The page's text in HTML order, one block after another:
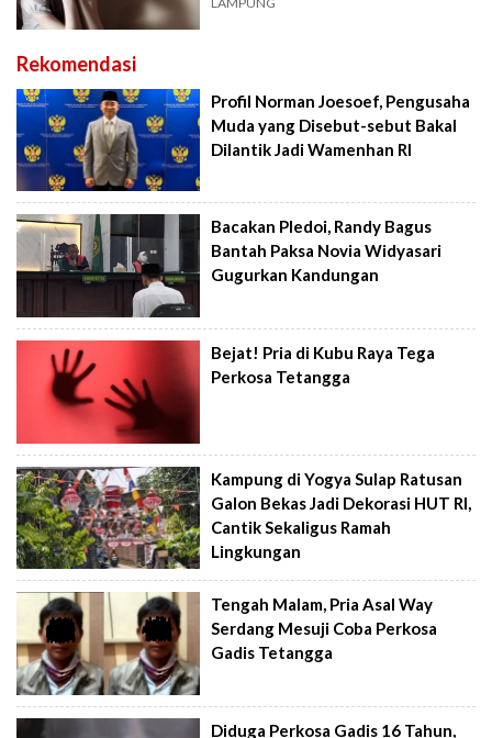
Rekomendasi
Profil Norman Joesoef, Pengusaha
Muda yang Disebut-sebut Bakal
Dilantik Jadi Wamenhan RI
Bacakan Pledoi, Randy Bagus
Bantah Paksa Novia Widyasari
Gugurkan Kandungan
Bejat! Pria di Kubu Raya Tega
Perkosa Tetangga
Kampung di Yogya Sulap Ratusan
Galon Bekas Jadi Dekorasi HUT RI,
Cantik Sekaligus Ramah
Lingkungan
Tengah Malam, Pria Asal Way
Serdang Mesuji Coba Perkosa
Gadis Tetangga
Diduga Perkosa Gadis 16 Tahun,